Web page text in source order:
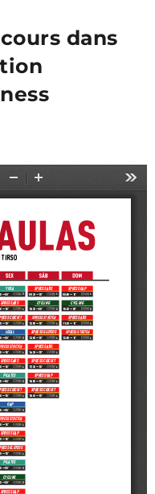
dans